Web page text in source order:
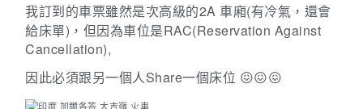
我訂到的車票雖然是次高級的2A車廂(有冷氣，還會
給床單) ，但因為車位是RAC(Reservation Against
Cancellation),
因此必須跟另一個人Share一個床位 😖😖😖